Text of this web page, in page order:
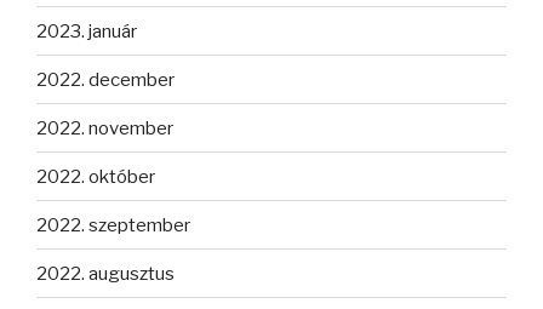
2023. január
2022. december
2022. november
2022. október
2022. szeptember
2022. augusztus